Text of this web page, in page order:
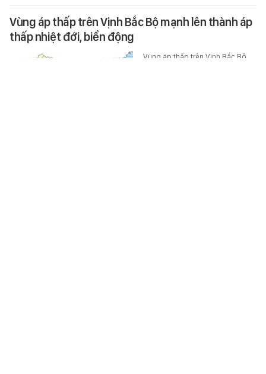
Vùng áp thấp trên Vịnh Bắc Bộ mạnh lên thành áp
thấp nhiệt đới, biển động
Vùng áp thấp trên Vịnh Bắc Bộ